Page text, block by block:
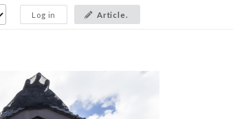
Log in Article.